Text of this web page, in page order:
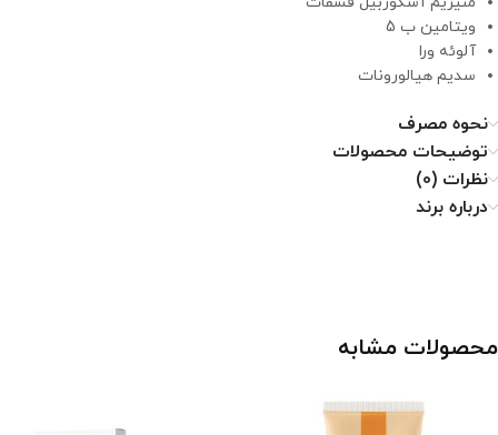
ویتامین ب 5
آلوئه ورا
سدیم هیالورونات
نحوه مصرف
توضیحات محصولات
نظرات (0)
درباره برند
محصولات مشابه